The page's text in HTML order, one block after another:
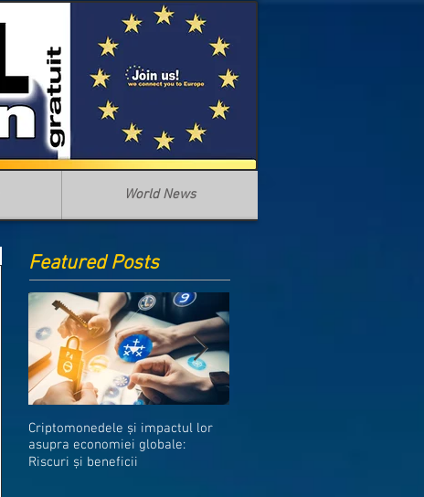
World News
Featured Posts
Criptomonedele și impactul lor
asupra economiei globale:
Riscuri și beneficii